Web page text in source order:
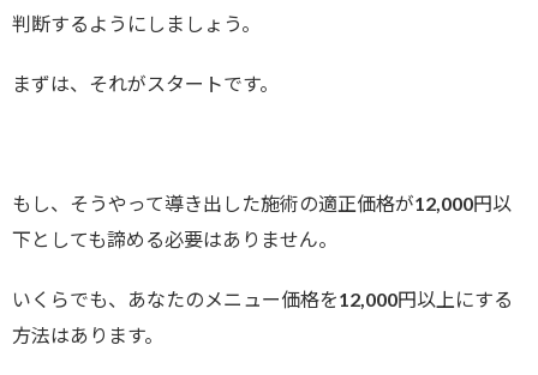
判断するようにしましょう。
まずは、それがスタートです。
もし、そうやって導き出した施術の適正価格が12,000円以
下としても諦める必要はありません。
いくらでも、あなたのメニュー価格を12,000円以上にする
方法はあります。